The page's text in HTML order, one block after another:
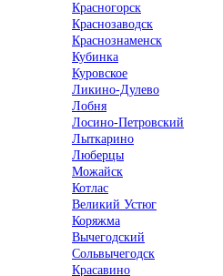
Красногорск
Краснозаводск
Краснознаменск
Кубинка
Куровское
Ликино-Дулево
Лобня
Лосино-Петровский
Лыткарино
Люберцы
Можайск
Котлас
Великий Устюг
Коряжма
Вычегодский
Сольвычегодск
Красавино